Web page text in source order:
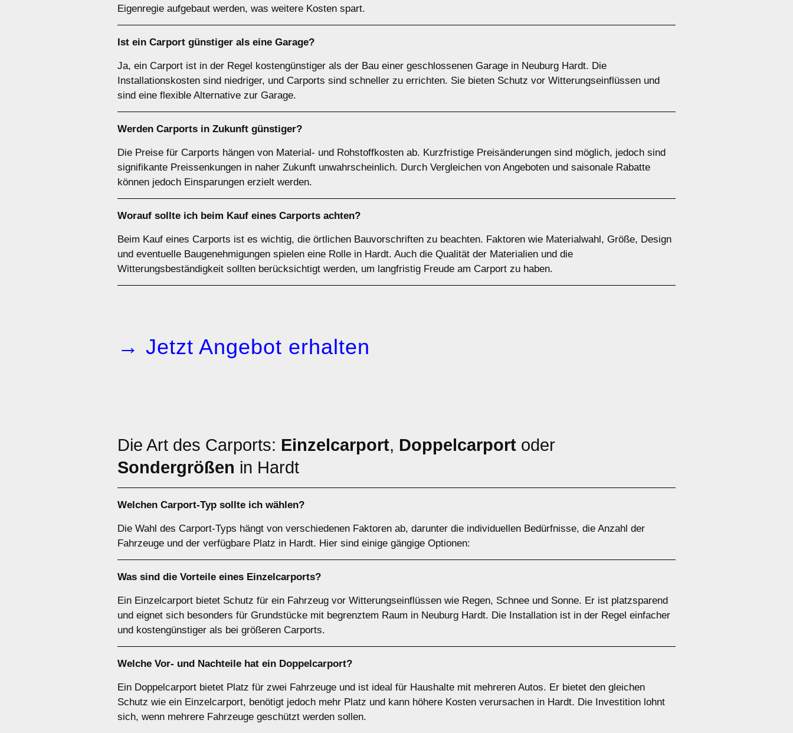
Eigenregie aufgebaut werden, was weitere Kosten spart.
Ist ein Carport günstiger als eine Garage?
Ja, ein Carport ist in der Regel kostengünstiger als der Bau einer geschlossenen Garage in Neuburg Hardt. Die
Installationskosten sind niedriger, und Carports sind schneller zu errichten. Sie bieten Schutz vor Witterungseinflüssen und
sind eine flexible Alternative zur Garage.
Werden Carports in Zukunft günstiger?
Die Preise für Carports hängen von Material- und Rohstoffkosten ab. Kurzfristige Preisänderungen sind möglich, jedoch sind
signifikante Preissenkungen in naher Zukunft unwahrscheinlich. Durch Vergleichen von Angeboten und saisonale Rabatte
können jedoch Einsparungen erzielt werden.
Worauf sollte ich beim Kauf eines Carports achten?
Beim Kauf eines Carports ist es wichtig, die örtlichen Bauvorschriften zu beachten. Faktoren wie Materialwahl, Größe, Design
und eventuelle Baugenehmigungen spielen eine Rolle in Hardt. Auch die Qualität der Materialien und die
Witterungsbeständigkeit sollten berücksichtigt werden, um langfristig Freude am Carport zu haben.
→ Jetzt Angebot erhalten
Die Art des Carports: Einzelcarport, Doppelcarport oder
Sondergrößen in Hardt
Welchen Carport-Typ sollte ich wählen?
Die Wahl des Carport-Typs hängt von verschiedenen Faktoren ab, darunter die individuellen Bedürfnisse, die Anzahl der
Fahrzeuge und der verfügbare Platz in Hardt. Hier sind einige gängige Optionen:
Was sind die Vorteile eines Einzelcarports?
Ein Einzelcarport bietet Schutz für ein Fahrzeug vor Witterungseinflüssen wie Regen, Schnee und Sonne. Er ist platzsparend
und eignet sich besonders für Grundstücke mit begrenztem Raum in Neuburg Hardt. Die Installation ist in der Regel einfacher
und kostengünstiger als bei größeren Carports.
Welche Vor- und Nachteile hat ein Doppelcarport?
Ein Doppelcarport bietet Platz für zwei Fahrzeuge und ist ideal für Haushalte mit mehreren Autos. Er bietet den gleichen
Schutz wie ein Einzelcarport, benötigt jedoch mehr Platz und kann höhere Kosten verursachen in Hardt. Die Investition lohnt
sich, wenn mehrere Fahrzeuge geschützt werden sollen.